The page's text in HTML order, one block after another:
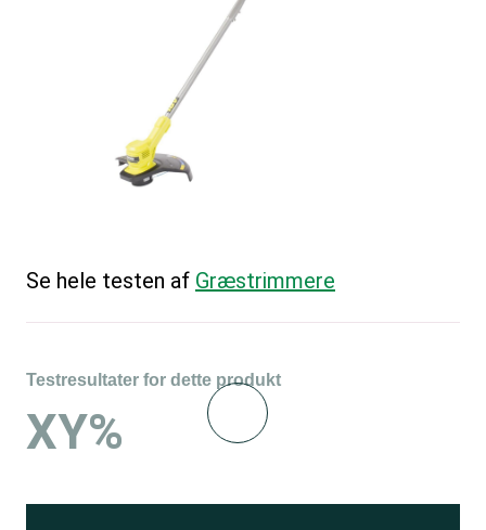
Se hele testen af Græstrimmere
Testresultater for dette produkt
XY%